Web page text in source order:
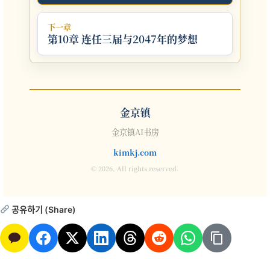
下一章
第10章 连任三届与2047年的梦想
金京镇
金京镇AI书房
kimkj.com
© 2026. All rights reserved.
공유하기 (Share)